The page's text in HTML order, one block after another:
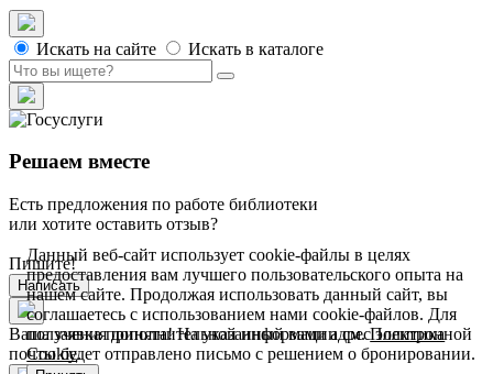
Искать на сайте Искать в каталоге
Решаем вместе
Есть предложения по работе библиотеки
или хотите оставить отзыв?
Пишите!
Написать
Ваша заявка принята! На указанный вами адрес электронной
почты будет отправлено письмо с решением о бронировании.
Данный веб-сайт использует cookie-файлы в целях
предоставления вам лучшего пользовательского опыта на
нашем сайте. Продолжая использовать данный сайт, вы
соглашаетесь с использованием нами cookie-файлов. Для
получения дополнительной информации см.Политика
Cookie.